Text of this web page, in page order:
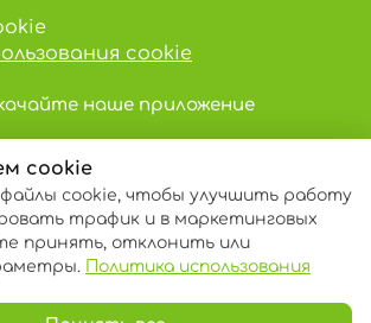
cookie
наше приложение
© 2013 – 2026 ECOM
cookie
cookie, чтобы улучшить работу
трафик и в маркетинговых
принять, отклонить или
Политика использования